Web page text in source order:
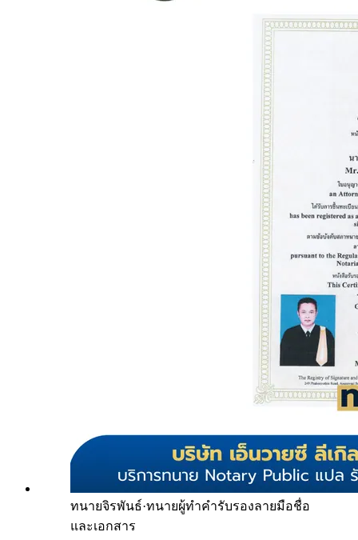
ทนายจิรพันธ์·ทนายผู้ทำคำรับรองลายมือชื่อ
และเอกสาร